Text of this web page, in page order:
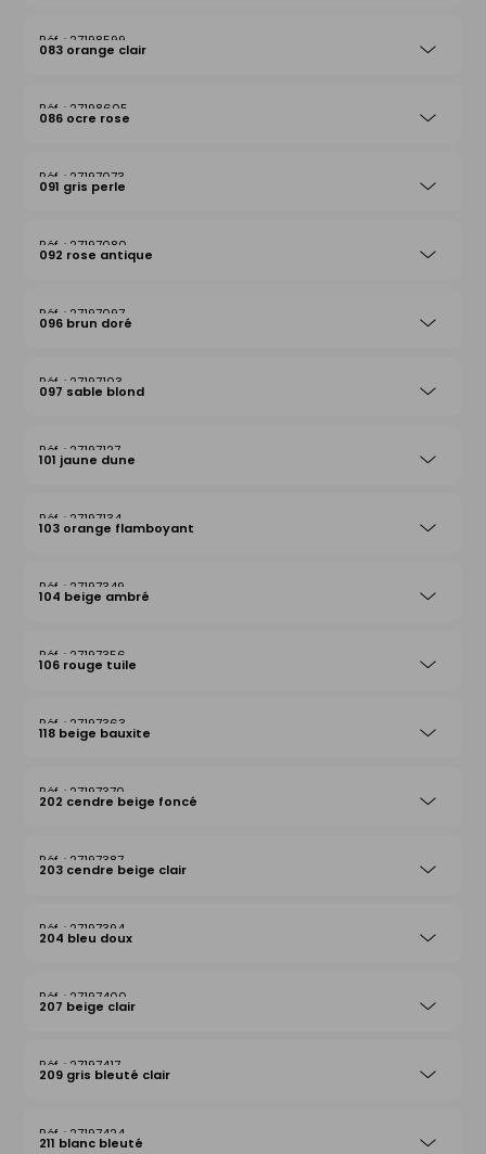
27198599
083 orange clair
27198605
086 ocre rose
27197073
091 gris perle
27197080
092 rose antique
27197097
096 brun doré
27197103
097 sable blond
27197127
101 jaune dune
27197134
103 orange flamboyant
27197349
104 beige ambré
27197356
106 rouge tuile
27197363
118 beige bauxite
27197370
202 cendre beige foncé
27197387
203 cendre beige clair
27197394
204 bleu doux
27197400
207 beige clair
27197417
209 gris bleuté clair
27197424
211 blanc bleuté